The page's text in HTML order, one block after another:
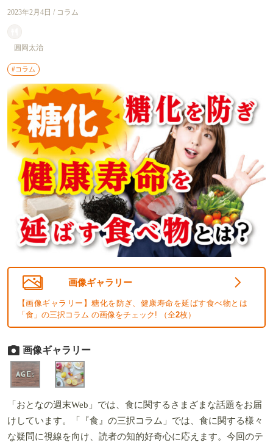
2023年2月4日 / コラム
圓岡太治
#コラム
画像ギャラリー
【画像ギャラリー】糖化を防ぎ、健康寿命を延ばす食べ物とは
「食」の三択コラム の画像をチェック! （全2枚）
画像ギャラリー
「おとなの週末Web」では、食に関するさまざまな話題をお届
けしています。「『食』の三択コラム」では、食に関する様々
な疑問に視線を向け、読者の知的好奇心に応えます。今回のテ